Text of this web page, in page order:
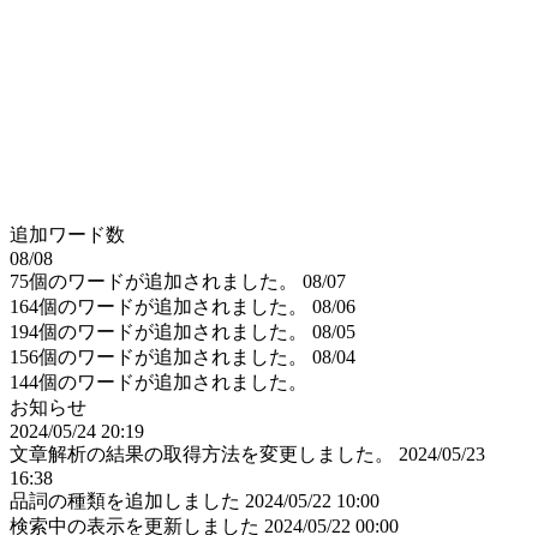
追加ワード数
08/08
75個のワードが追加されました。
08/07
164個のワードが追加されました。
08/06
194個のワードが追加されました。
08/05
156個のワードが追加されました。
08/04
144個のワードが追加されました。
お知らせ
2024/05/24 20:19
文章解析の結果の取得方法を変更しました。
2024/05/23
16:38
品詞の種類を追加しました 2024/05/22 10:00
検索中の表示を更新しました 2024/05/22 00:00